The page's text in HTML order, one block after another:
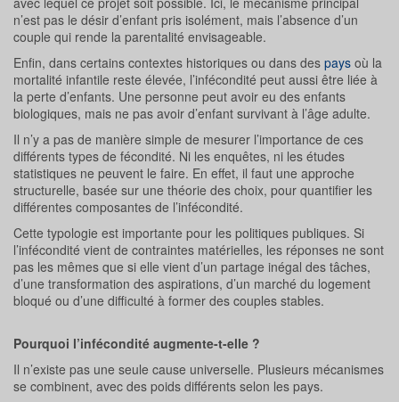
n’est pas le désir d’enfant pris isolément, mais l’absence d’un
couple qui rende la parentalité envisageable.
Enfin, dans certains contextes historiques ou dans des pays où la
mortalité infantile reste élevée, l’infécondité peut aussi être liée à
la perte d’enfants. Une personne peut avoir eu des enfants
biologiques, mais ne pas avoir d’enfant survivant à l’âge adulte.
Il n’y a pas de manière simple de mesurer l’importance de ces
différents types de fécondité. Ni les enquêtes, ni les études
statistiques ne peuvent le faire. En effet, il faut une approche
structurelle, basée sur une théorie des choix, pour quantifier les
différentes composantes de l’infécondité.
Cette typologie est importante pour les politiques publiques. Si
l’infécondité vient de contraintes matérielles, les réponses ne sont
pas les mêmes que si elle vient d’un partage inégal des tâches,
d’une transformation des aspirations, d’un marché du logement
bloqué ou d’une difficulté à former des couples stables.
Pourquoi l’infécondité augmente-t-elle ?
Il n’existe pas une seule cause universelle. Plusieurs mécanismes
se combinent, avec des poids différents selon les pays.